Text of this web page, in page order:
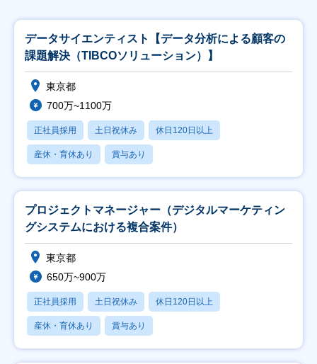
データサイエンティスト【データ分析による顧客の
課題解決（TIBCOソリューション）】
東京都
700万~1100万
正社員採用 土日祝休み 休日120日以上
産休・育休あり 賞与あり
プロジェクトマネージャー（デジタルマーケティン
グシステムにおける複合案件）
東京都
650万~900万
正社員採用 土日祝休み 休日120日以上
産休・育休あり 賞与あり